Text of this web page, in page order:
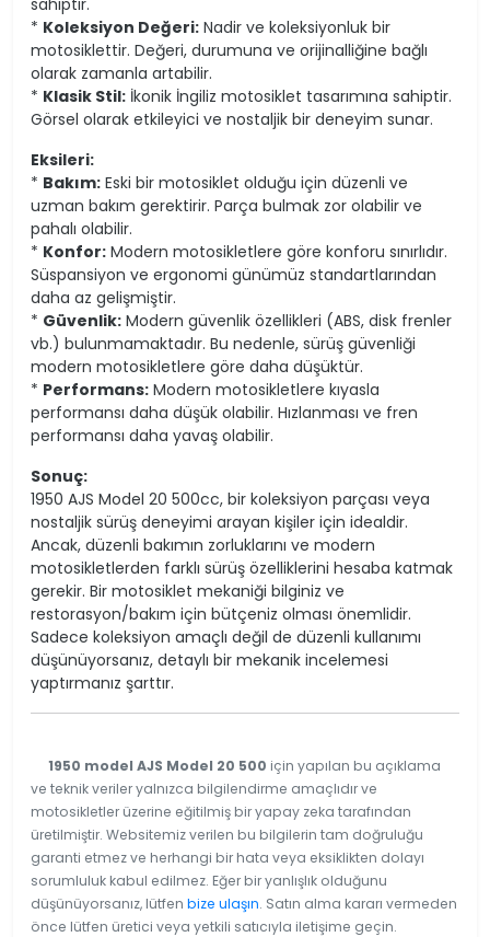
* Koleksiyon Değeri: Nadir ve koleksiyonluk bir
motosiklettir. Değeri, durumuna ve orijinalliğine bağlı
olarak zamanla artabilir.
* Klasik Stil: İkonik İngiliz motosiklet tasarımına sahiptir.
Görsel olarak etkileyici ve nostaljik bir deneyim sunar.
Eksileri:
* Bakım: Eski bir motosiklet olduğu için düzenli ve
uzman bakım gerektirir. Parça bulmak zor olabilir ve
pahalı olabilir.
* Konfor: Modern motosikletlere göre konforu sınırlıdır.
Süspansiyon ve ergonomi günümüz standartlarından
daha az gelişmiştir.
* Güvenlik: Modern güvenlik özellikleri (ABS, disk frenler
vb.) bulunmamaktadır. Bu nedenle, sürüş güvenliği
modern motosikletlere göre daha düşüktür.
* Performans: Modern motosikletlere kıyasla
performansı daha düşük olabilir. Hızlanması ve fren
performansı daha yavaş olabilir.
Sonuç:
1950 AJS Model 20 500cc, bir koleksiyon parçası veya
nostaljik sürüş deneyimi arayan kişiler için idealdir.
Ancak, düzenli bakımın zorluklarını ve modern
motosikletlerden farklı sürüş özelliklerini hesaba katmak
gerekir. Bir motosiklet mekaniği bilginiz ve
restorasyon/bakım için bütçeniz olması önemlidir.
Sadece koleksiyon amaçlı değil de düzenli kullanımı
düşünüyorsanız, detaylı bir mekanik incelemesi
yaptırmanız şarttır.
1950 model AJS Model 20 500 için yapılan bu açıklama
ve teknik veriler yalnızca bilgilendirme amaçlıdır ve
motosikletler üzerine eğitilmiş bir yapay zeka tarafından
üretilmiştir. Websitemiz verilen bu bilgilerin tam doğruluğu
garanti etmez ve herhangi bir hata veya eksiklikten dolayı
sorumluluk kabul edilmez. Eğer bir yanlışlık olduğunu
düşünüyorsanız, lütfen bize ulaşın. Satın alma kararı vermeden
önce lütfen üretici veya yetkili satıcıyla iletişime geçin.